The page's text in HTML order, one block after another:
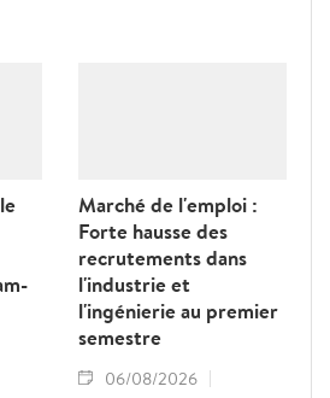
Marché de l'emploi :
Forte hausse des
recrutements dans
l'industrie et
l'ingénierie au premier
semestre
06/08/2026